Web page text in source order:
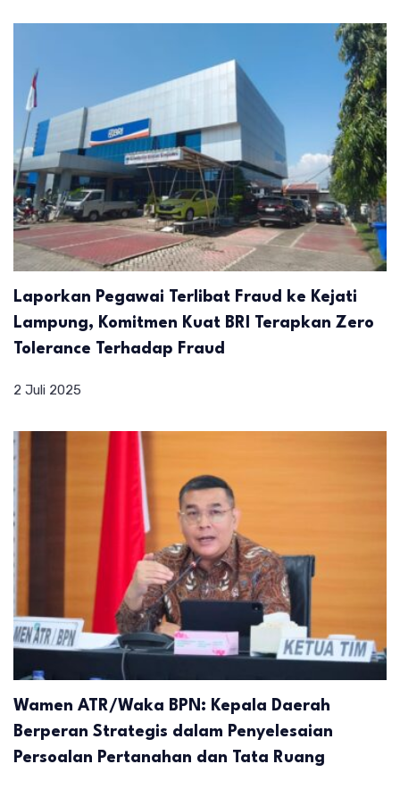
Laporkan Pegawai Terlibat Fraud ke Kejati
Lampung, Komitmen Kuat BRI Terapkan Zero
Tolerance Terhadap Fraud
2 Juli 2025
Wamen ATR/Waka BPN: Kepala Daerah
Berperan Strategis dalam Penyelesaian
Persoalan Pertanahan dan Tata Ruang